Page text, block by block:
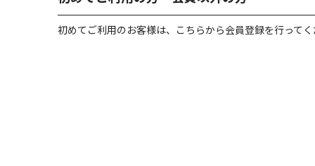
初めてご利用のお客様は、こちらから会員登録を行って